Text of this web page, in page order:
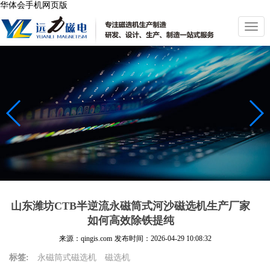
华体会手机网页版
切
换
导
航
山东潍坊CTB半逆流永磁筒式河沙磁选机生产厂家
如何高效除铁提纯
来源：qingis.com 发布时间： 2026-04-29 10:08:32
标签: 永磁筒式磁选机 磁选机